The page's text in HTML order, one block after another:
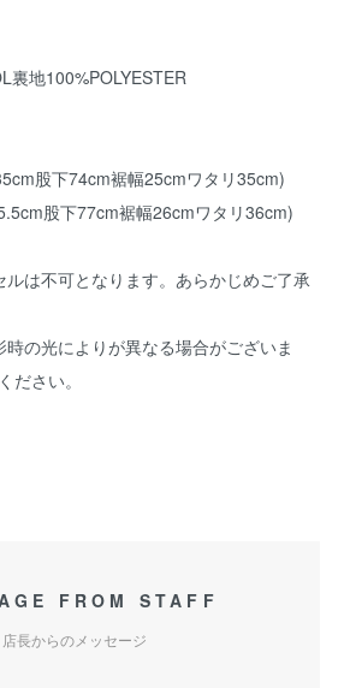
裏地100%POLYESTER
股下74cm裾幅25cmワタリ35cm)
股下77cm裾幅26cmワタリ36cm)
は不可となります。あらかじめご了承
の光によりが異なる場合がございま
ださい。
FROM STAFF
店長からのメッセージ